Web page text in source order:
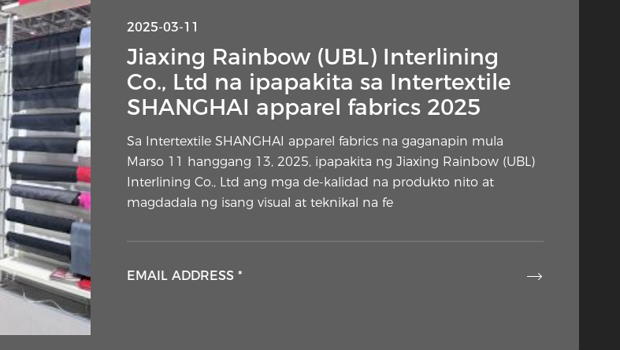
2025-10-13
Interlining - Bakit ang nakatagong
layer na ito ay biglang nasa pansin?
Ang isang banayad na elemento ng konstruksiyon ng damit ay
nakakakuha ng panibagong pansin mula sa mga taga-disenyo,
mga sewist sa bahay at mga komentarista sa industriya. Ang
dagdag na layer ng tela na inilalagay laban sa maling bahagi ng
mga panlabas na materyales ha
2025-03-11
Jiaxing Rainbow (UBL) Interlining
Co., Ltd na ipapakita sa Intertextile
SHANGHAI apparel fabrics 2025
Sa Intertextile SHANGHAI apparel fabrics na gaganapin mula
Marso 11 hanggang 13, 2025, ipapakita ng Jiaxing Rainbow (UBL)
Interlining Co., Ltd ang mga de-kalidad na produkto nito at
magdadala ng isang visual at teknikal na fe
EMAIL ADDRESS * 